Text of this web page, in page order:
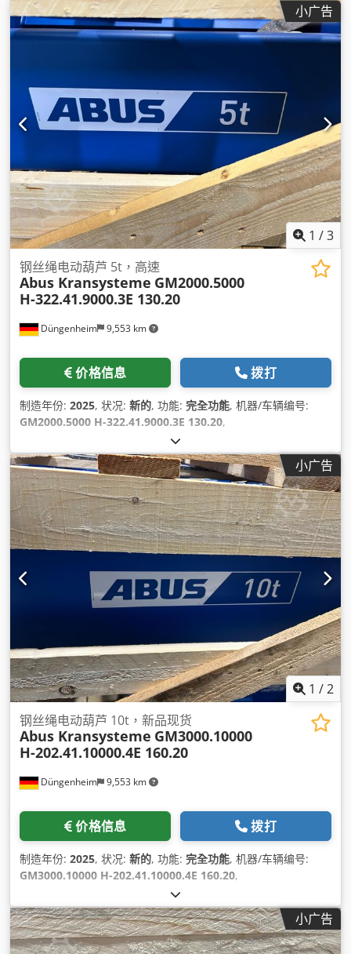
小广告
1 /3
Düngenheim 9,553 km
钢丝绳电动葫芦 5t，高速
Abus Kransysteme GM2000.5000
H-322.41.9000.3E 130.20
价格信息 拨打
制造年份: 2025, 状况: 新的, 功能: 完全功能, 机器/车辆编号:
GM2000.5000 H-322.41.9000.3E 130.20,
小广告
1 /2
Düngenheim 9,553 km
钢丝绳电动葫芦 10t，新品现货
Abus Kransysteme GM3000.10000
H-202.41.10000.4E 160.20
价格信息 拨打
制造年份: 2025, 状况: 新的, 功能: 完全功能, 机器/车辆编号:
GM3000.10000 H-202.41.10000.4E 160.20,
小广告